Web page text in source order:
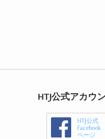
HTJ公式アカウ
HTJ公式
Facebook
ページ